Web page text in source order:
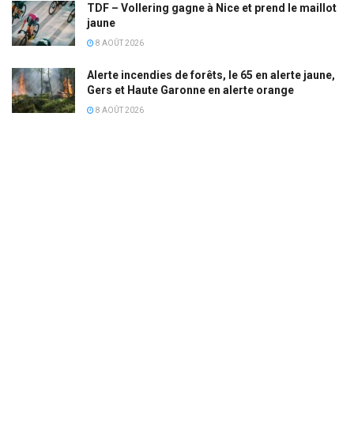
TDF – Vollering gagne à Nice et prend le maillot
jaune
8 AOÛT 2026
Alerte incendies de forêts, le 65 en alerte jaune,
Gers et Haute Garonne en alerte orange
8 AOÛT 2026